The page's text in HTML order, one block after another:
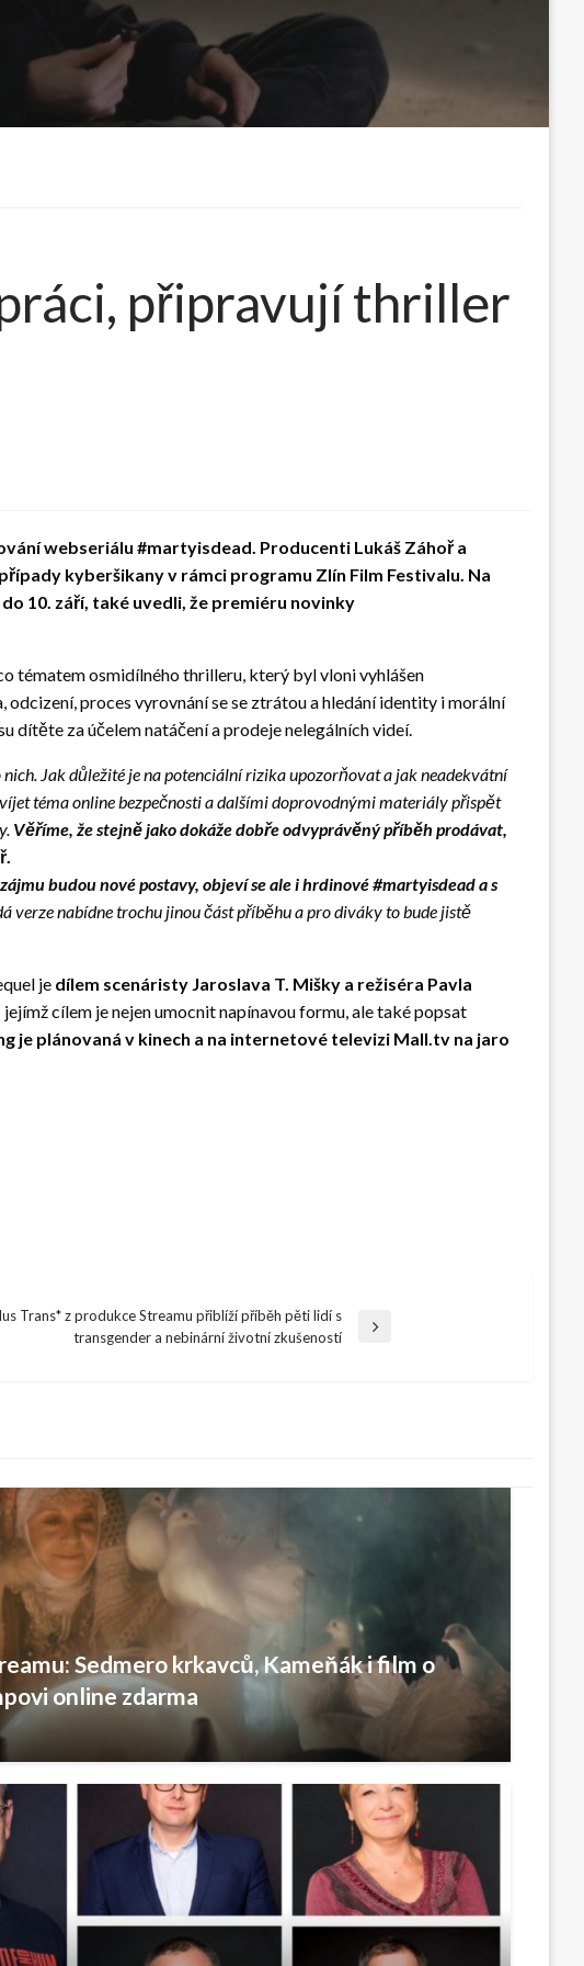
připravují thriller
webseriálu #martyisdead. Producenti Lukáš Záhoř a
kyberšikany v rámci programu Zlín Film Festivalu. Na
10. září, také uvedli, že premiéru novinky
tématem osmidílného thrilleru, který byl vloni vyhlášen
proces vyrovnání se se ztrátou a hledání identity i morální
dítěte za účelem natáčení a prodeje nelegálních videí.
Jak důležité je na potenciální rizika upozorňovat a jak neadekvátní
téma online bezpečnosti a dalšími doprovodnými materiály přispět
Věříme, že stejně jako dokáže dobře odvyprávěný příběh prodávat,
budou nové postavy, objeví se ale i hrdinové #martyisdead a s
verze nabídne trochu jinou část příběhu a pro diváky to bude jistě
je dílem scenáristy Jaroslava T. Mišky a režiséra Pavla
jejímž cílem je nejen umocnit napínavou formu, ale také popsat
je plánovaná v kinech a na internetové televizi Mall.tv na jaro
Trans* z produkce Streamu přiblíží příběh pěti lidí s
transgender a nebinární životní zkušeností
Sedmero krkavců, Kameňák i film o
online zdarma